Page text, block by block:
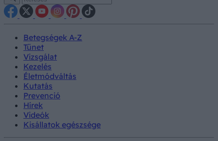
Betegségek A-Z
Tünet
Vizsgálat
Kezelés
Életmódváltás
Kutatás
Prevenció
Hírek
Videók
Kisállatok egészsége